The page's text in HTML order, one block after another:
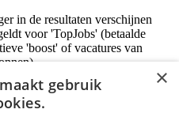
in de resultaten verschijnen
voor 'TopJobs' (betaalde
'boost' of vacatures van
×
gebruik